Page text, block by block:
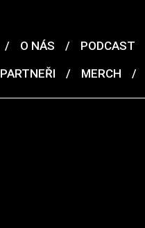
/ O NÁS / PODCAST
PARTNEŘI / MERCH /